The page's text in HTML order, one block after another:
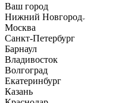
Ваш город
Нижний Новгород
Москва
Санкт-Петербург
Барнаул
Владивосток
Волгоград
Екатеринбург
Казань